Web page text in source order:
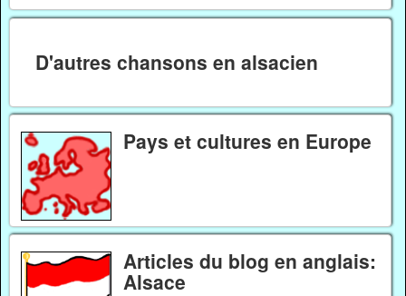
D'autres chansons en alsacien
Pays et cultures en Europe
Articles du blog en anglais:
Alsace